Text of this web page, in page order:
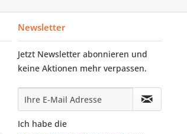
Newsletter
Jetzt Newsletter abonnieren und
keine Aktionen mehr verpassen.
Ich habe die